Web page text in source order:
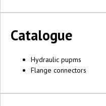
Catalogue
Hydraulic pupms
Flange connectors